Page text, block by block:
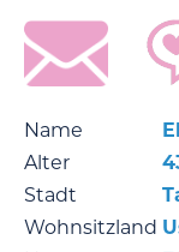
Name
Alter
Stadt
Wohnsitzland